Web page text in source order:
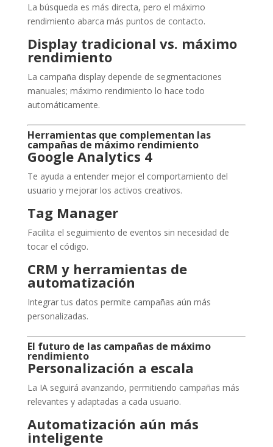
La búsqueda es más directa, pero el máximo
rendimiento abarca más puntos de contacto.
Display tradicional vs. máximo
rendimiento
La campaña display depende de segmentaciones
manuales; máximo rendimiento lo hace todo
automáticamente.
Herramientas que complementan las
campañas de máximo rendimiento
Google Analytics 4
Te ayuda a entender mejor el comportamiento del
usuario y mejorar los activos creativos.
Tag Manager
Facilita el seguimiento de eventos sin necesidad de
tocar el código.
CRM y herramientas de
automatización
Integrar tus datos permite campañas aún más
personalizadas.
El futuro de las campañas de máximo
rendimiento
Personalización a escala
La IA seguirá avanzando, permitiendo campañas más
relevantes y adaptadas a cada usuario.
Automatización aún más
inteligente